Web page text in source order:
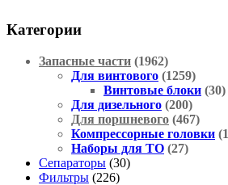
Категории
Запасные части (1962)
Для винтового (1259)
Винтовые блоки (30)
Для дизельного (200)
Для поршневого (467)
Компрессорные головки
Наборы для ТО (27)
Сепараторы (30)
Фильтры (226)